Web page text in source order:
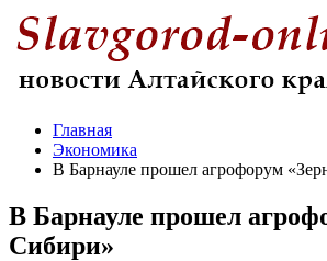
Главная
Экономика
В Барнауле прошел агрофорум
В Барнауле прошел
Сибири»